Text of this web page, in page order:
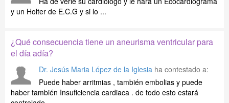
y un Holter de E.C.G y si lo ...
¿Qué consecuencia tiene un aneurisma ventricular para
el día adía?
Dr. Jesús Maria López de la Iglesia ha contestado a:
Puede haber arritmias , también embolias y puede
haber también Insuficiencia cardiaca . de todo esto estará